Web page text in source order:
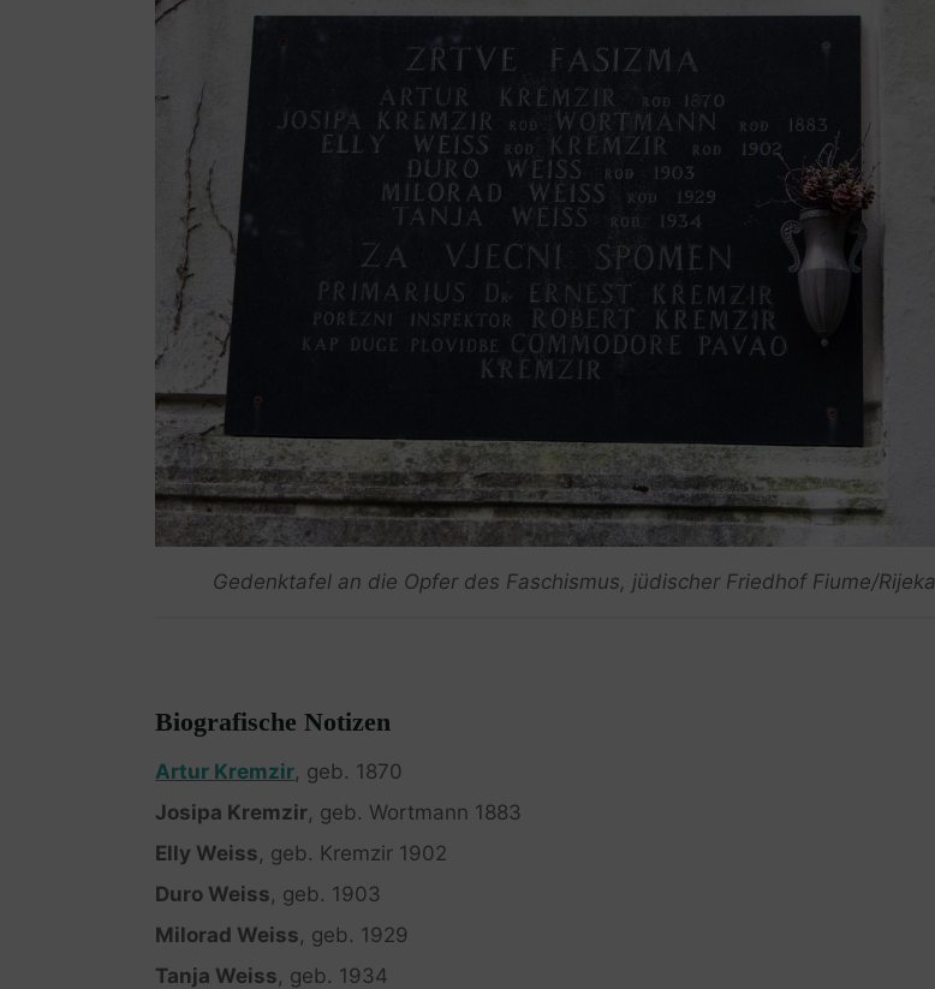
Gedenktafel an die Opfer des Faschismus, jüdischer Friedhof Fiume/Rijeka
Biografische Notizen
Artur Kremzir, geb. 1870
Josipa Kremzir, geb. Wortmann 1883
Elly Weiss, geb. Kremzir 1902
Duro Weiss, geb. 1903
Milorad Weiss, geb. 1929
Tanja Weiss, geb. 1934